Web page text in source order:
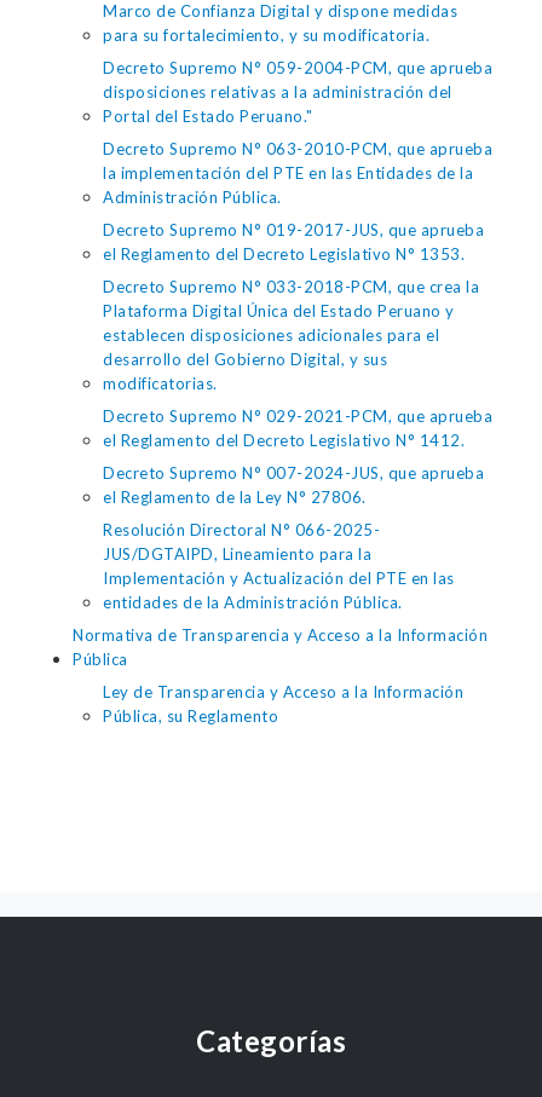
Marco de Confianza Digital y dispone medidas
para su fortalecimiento, y su modificatoria.
Decreto Supremo N° 059-2004-PCM, que aprueba
disposiciones relativas a la administración del
Portal del Estado Peruano."
Decreto Supremo N° 063-2010-PCM, que aprueba
la implementación del PTE en las Entidades de la
Administración Pública.
Decreto Supremo N° 019-2017-JUS, que aprueba
el Reglamento del Decreto Legislativo N° 1353.
Decreto Supremo N° 033-2018-PCM, que crea la
Plataforma Digital Única del Estado Peruano y
establecen disposiciones adicionales para el
desarrollo del Gobierno Digital, y sus
modificatorias.
Decreto Supremo N° 029-2021-PCM, que aprueba
el Reglamento del Decreto Legislativo N° 1412.
Decreto Supremo N° 007-2024-JUS, que aprueba
el Reglamento de la Ley N° 27806.
Resolución Directoral N° 066-2025-
JUS/DGTAIPD, Lineamiento para la
Implementación y Actualización del PTE en las
entidades de la Administración Pública.
Normativa de Transparencia y Acceso a la Información
Pública
Ley de Transparencia y Acceso a la Información
Pública, su Reglamento
Categorías